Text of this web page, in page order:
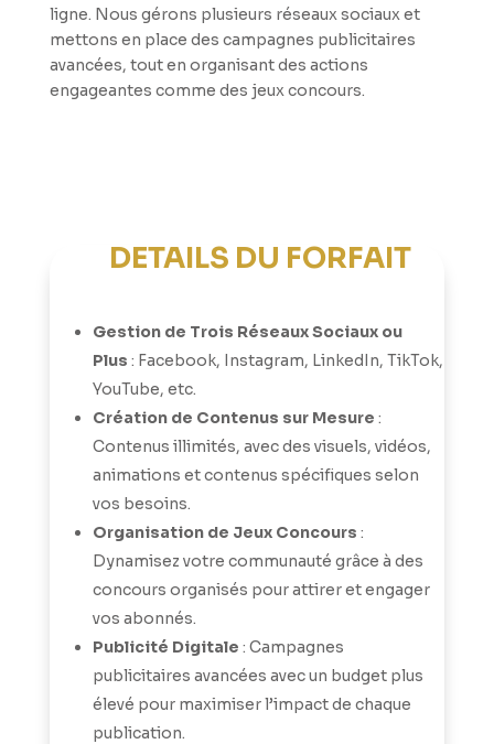
ligne. Nous gérons plusieurs réseaux sociaux et
mettons en place des campagnes publicitaires
avancées, tout en organisant des actions
engageantes comme des jeux concours.
DÉTAILS DU FORFAIT
Gestion de Trois Réseaux Sociaux ou
Plus : Facebook, Instagram, LinkedIn, TikTok,
YouTube, etc.
Création de Contenus sur Mesure :
Contenus illimités, avec des visuels, vidéos,
animations et contenus spécifiques selon
vos besoins.
Organisation de Jeux Concours :
Dynamisez votre communauté grâce à des
concours organisés pour attirer et engager
vos abonnés.
Publicité Digitale : Campagnes
publicitaires avancées avec un budget plus
élevé pour maximiser l’impact de chaque
publication.